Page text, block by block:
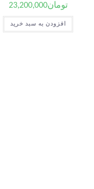
تومان23,200,000
افزودن به سبد خرید